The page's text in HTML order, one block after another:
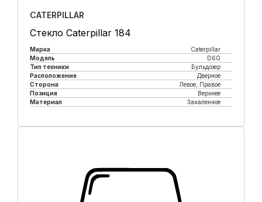
CATERPILLAR
Стекло Caterpillar 184
Марка
Caterpillar
Модель
D6G
Тип техники
Бульдозер
Расположение
Дверное
Сторона
Левое, Правое
Позиция
Верхнее
Материал
Закаленное